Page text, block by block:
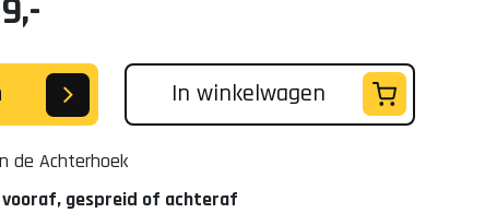
In winkelwagen
de Achterhoek
vooraf, gespreid of achteraf